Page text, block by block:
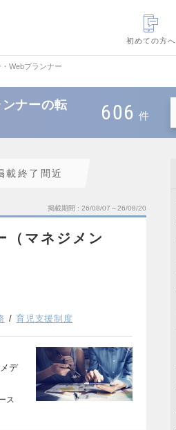
初めての方へ
Webプランナー
ナーの転
606 件
載終了間近
掲載期間 26/08/07～26/08/20
（マネジメン
育児支援制度
デ
ス